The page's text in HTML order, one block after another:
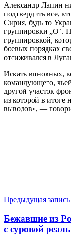
Александр Лапин
подтвердить все,
Сирия, будь то
группировки „О“.
группировкой,
боевых порядках
отсиживался в
Искать виновных,
командующего,
другой участок
из которой в итоге
выводов», —
Навигация
по
записям
Предыдущая запись
Бежавшие из
с суровой